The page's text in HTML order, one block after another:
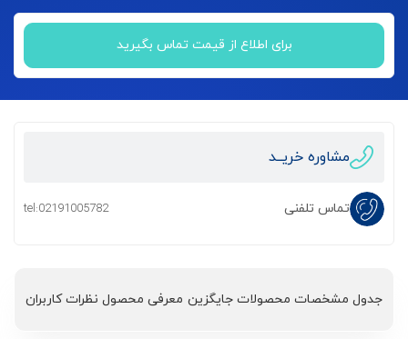
برای اطلاع از قیمت تماس بگیرید
مشاوره خریــد
تماس تلفنی tel:02191005782
جدول مشخصات محصولات جایگزین معرفی محصول نظرات کاربران